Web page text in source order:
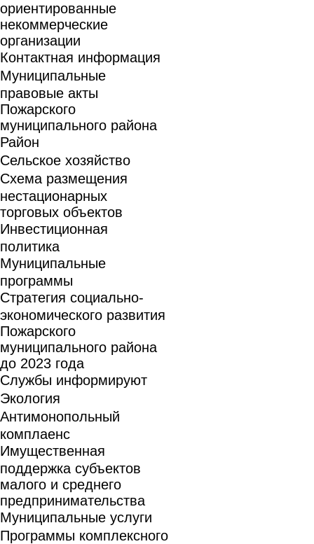
ориентированные
некоммерческие
организации
Контактная информация
Муниципальные
правовые акты
Пожарского
муниципального района
Район
Сельское хозяйство
Схема размещения
нестационарных
торговых объектов
Инвестиционная
политика
Муниципальные
программы
Стратегия социально-
экономического развития
Пожарского
муниципального района
до 2023 года
Службы информируют
Экология
Антимонопольный
комплаенс
Имущественная
поддержка субъектов
малого и среднего
предпринимательства
Муниципальные услуги
Программы комплексного